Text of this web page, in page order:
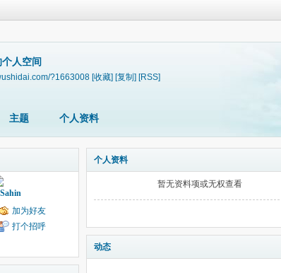
人空间
?1663008 [收藏] [复制] [RSS]
主题 个人资料
加为好友
打个招呼
个人资料
暂无资料项或无权查看
动态